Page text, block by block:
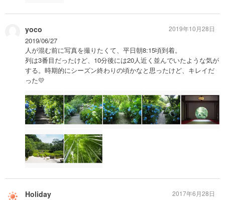
yoco
2019/06/27
人が混む前に写真を撮りたくて、平日朝8:15頃到着。
列は3番目だったけど、10分後には20人近く並んでいたような気が
する。時期的にシーズン終わりの頃かなと思ったけど、キレイだ
った💛
2019年10月28日
Holiday 2017年6月28日